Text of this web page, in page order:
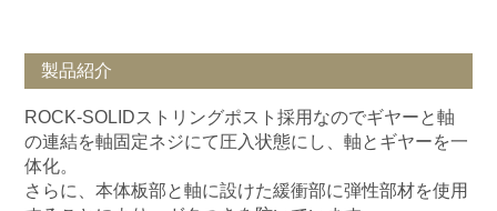
製品紹介
ROCK-SOLIDストリングポスト採用なのでギヤーと軸
の連結を軸固定ネジにて圧入状態にし、軸とギヤーを一
体化。
さらに、本体板部と軸に設けた緩衝部に弾性部材を使用